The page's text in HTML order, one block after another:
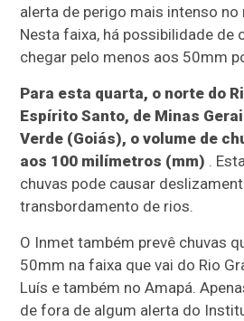
alerta de perigo mais intenso no
Nesta faixa, há possibilidade de
chegar pelo menos aos 50mm
Para esta quarta, o norte do
Espírito Santo, de Minas
Verde (Goiás), o volume de
aos 100 milímetros (mm) .
chuvas pode causar
transbordamento de rios.
O Inmet também prevê chuvas
50mm na faixa que vai do Rio
Luís e também no Amapá.
de fora de algum alerta do